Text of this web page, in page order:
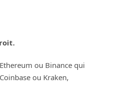
ou Binance qui
ou Kraken,